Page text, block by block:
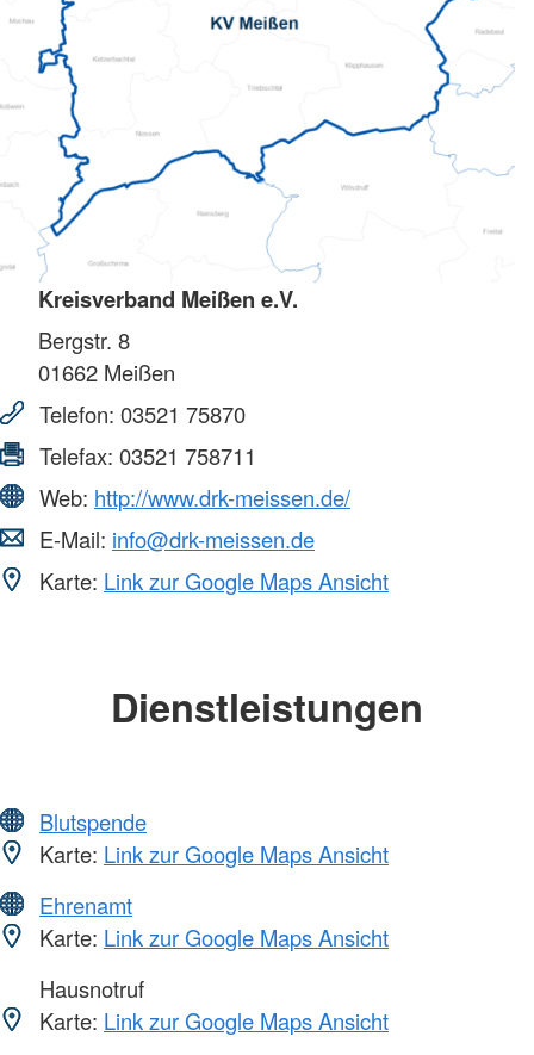
Kreisverband Meißen e.V.
Bergstr. 8
01662 Meißen
Telefon: 03521 75870
Telefax: 03521 758711
Web: http://www.drk-meissen.de/
E-Mail: info@drk-meissen.de
Karte: Link zur Google Maps Ansicht
Dienstleistungen
Blutspende
Karte: Link zur Google Maps Ansicht
Ehrenamt
Karte: Link zur Google Maps Ansicht
Hausnotruf
Karte: Link zur Google Maps Ansicht